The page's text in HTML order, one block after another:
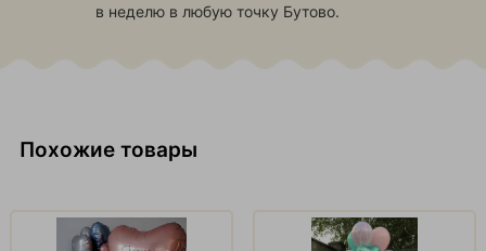
в неделю в любую точку Бутово.
Похожие товары